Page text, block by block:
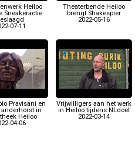
Heiloo
Sneakeractie
07-11
Theaterbende Heiloo
brengt Shakespier
2022-05-16
Pravisani en
in
Heiloo
04-06
Vrijwilligers aan het werk
in Heiloo tijdens NLdoet
2022-03-14